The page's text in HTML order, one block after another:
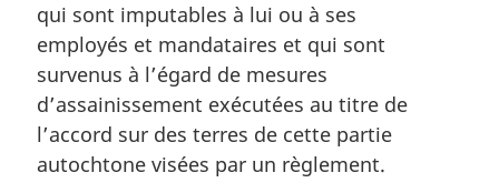
e
:
qui sont imputables à lui ou à ses
employés et mandataires et qui sont
survenus à l’égard de mesures
d’assainissement exécutées au titre de
l’accord sur des terres de cette partie
autochtone visées par un règlement.